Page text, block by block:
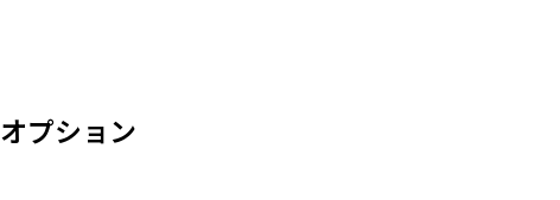
オプション